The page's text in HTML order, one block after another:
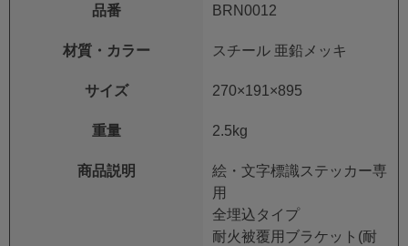
品番
BRN0012
材質・カラー スチール 亜鉛メッキ
サイズ 270×191×895
重量 2.5kg
商品説明
絵・文字標識ステッカー専
用
全埋込タイプ
耐火被覆用ブラケット(耐